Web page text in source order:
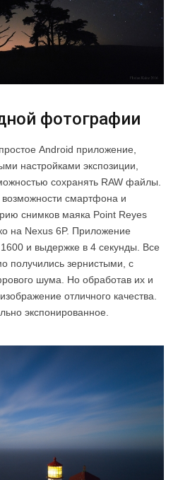
фотографии
Android приложение,
настройками экспозиции,
сохранять RAW файлы.
возможности смартфона и
снимков маяка Point Reyes
на Nexus 6P. Приложение
и выдержке в 4 секунды. Все
получились зернистыми, с
шума. Но обработав их и
отличного качества.
экспонированное.